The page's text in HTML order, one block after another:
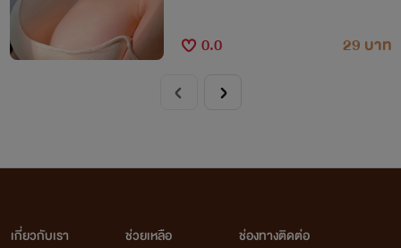
0.0 29 บาท
เกี่ยวกับเรา
ช่วยเหลือ
ช่องทางติดต่อ